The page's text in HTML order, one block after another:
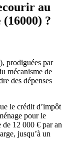
au
?
prodiguées par
mécanisme de
des dépenses
le crédit d’impôt
pour le
12 000 € par an
jusqu’à un